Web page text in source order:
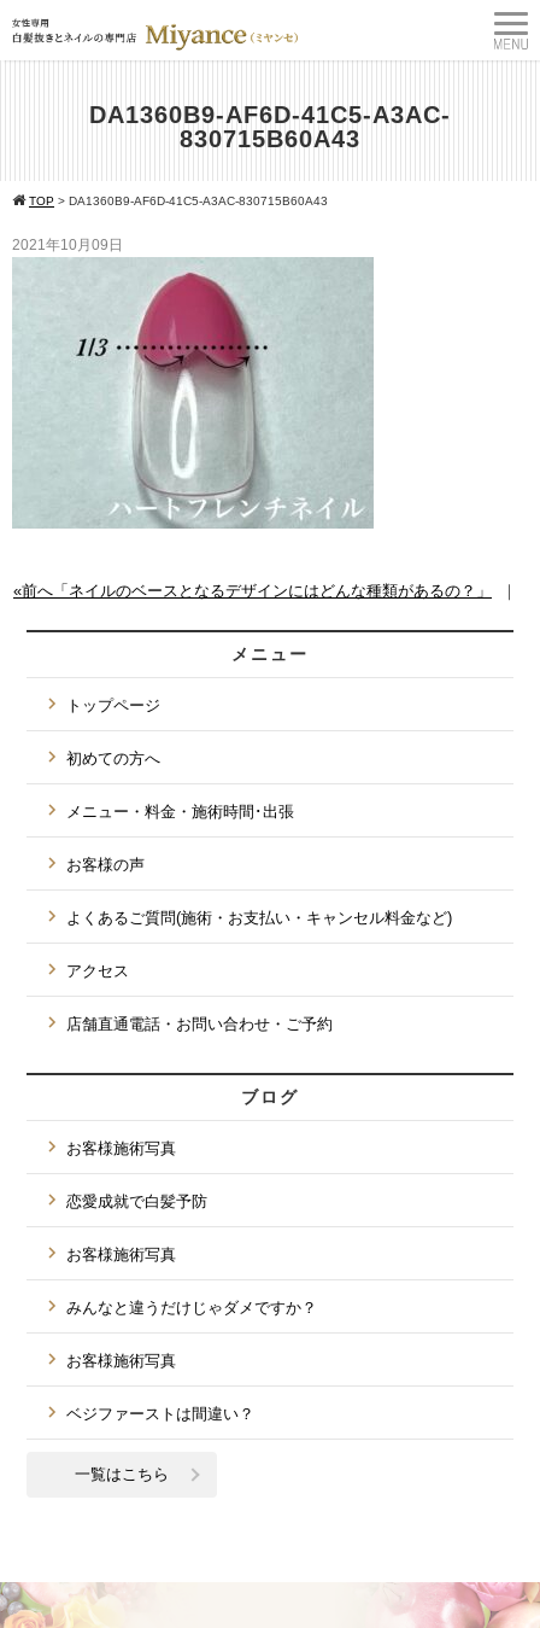
DA1360B9-AF6D-41C5-A3AC-
830715B60A43
TOP > DA1360B9-AF6D-41C5-A3AC-830715B60A43
2021年10月09日
«前へ「ネイルのベースとなるデザインにはどんな種類があるの？」 ｜
メニュー
トップページ
初めての方へ
メニュー・料金・施術時間･出張
お客様の声
よくあるご質問(施術・お支払い・キャンセル料金など)
アクセス
店舗直通電話・お問い合わせ・ご予約
ブログ
お客様施術写真
恋愛成就で白髪予防
お客様施術写真
みんなと違うだけじゃダメですか？
お客様施術写真
ベジファーストは間違い？
一覧はこちら